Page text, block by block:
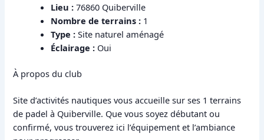
Lieu : 76860 Quiberville
Nombre de terrains : 1
Type : Site naturel aménagé
Éclairage : Oui
À propos du club
Site d’activités nautiques vous accueille sur ses 1 terrains
de padel à Quiberville. Que vous soyez débutant ou
confirmé, vous trouverez ici l’équipement et l’ambiance